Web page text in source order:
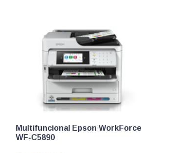
Multifuncional Epson WorkForce
WF-C5890